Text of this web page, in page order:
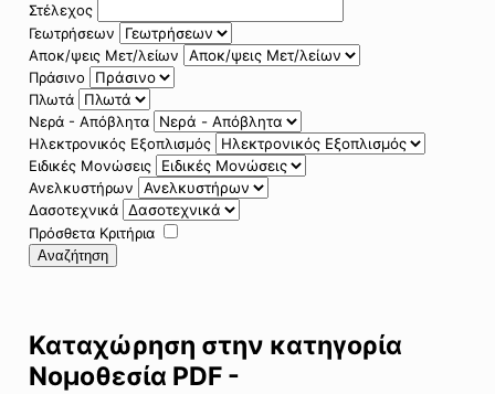
Στέλεχος
Γεωτρήσεων
Αποκ/ψεις Μετ/λείων
Πράσινο
Πλωτά
Νερά - Απόβλητα
Ηλεκτρονικός Εξοπλισμός
Ειδικές Μονώσεις
Ανελκυστήρων
Δασοτεχνικά
Πρόσθετα Κριτήρια
Αναζήτηση
Καταχώρηση στην κατηγορία
Νομοθεσία PDF -